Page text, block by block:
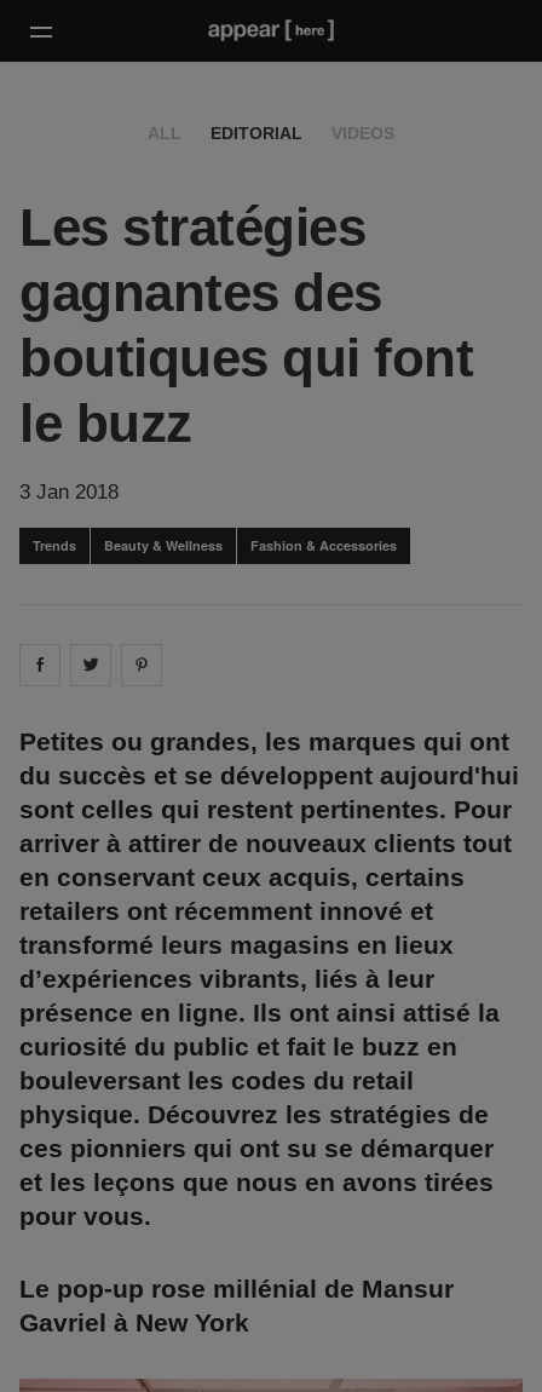
ALL EDITORIAL VIDEOS
Les stratégies
gagnantes des
boutiques qui font
le buzz
3 Jan 2018
Trends Beauty & Wellness Fashion & Accessories
Share on facebook
Share on
Petites ou grandes, les marques qui ont
du succès et se développent aujourd'hui
sont celles qui restent pertinentes. Pour
arriver à attirer de nouveaux clients tout
en conservant ceux acquis, certains
retailers ont récemment innové et
transformé leurs magasins en lieux
d’expériences vibrants, liés à leur
présence en ligne. Ils ont ainsi attisé la
curiosité du public et fait le buzz en
bouleversant les codes du retail
physique. Découvrez les stratégies de
ces pionniers qui ont su se démarquer
et les leçons que nous en avons tirées
pour vous.
Le pop-up rose millénial de Mansur
Gavriel à New York